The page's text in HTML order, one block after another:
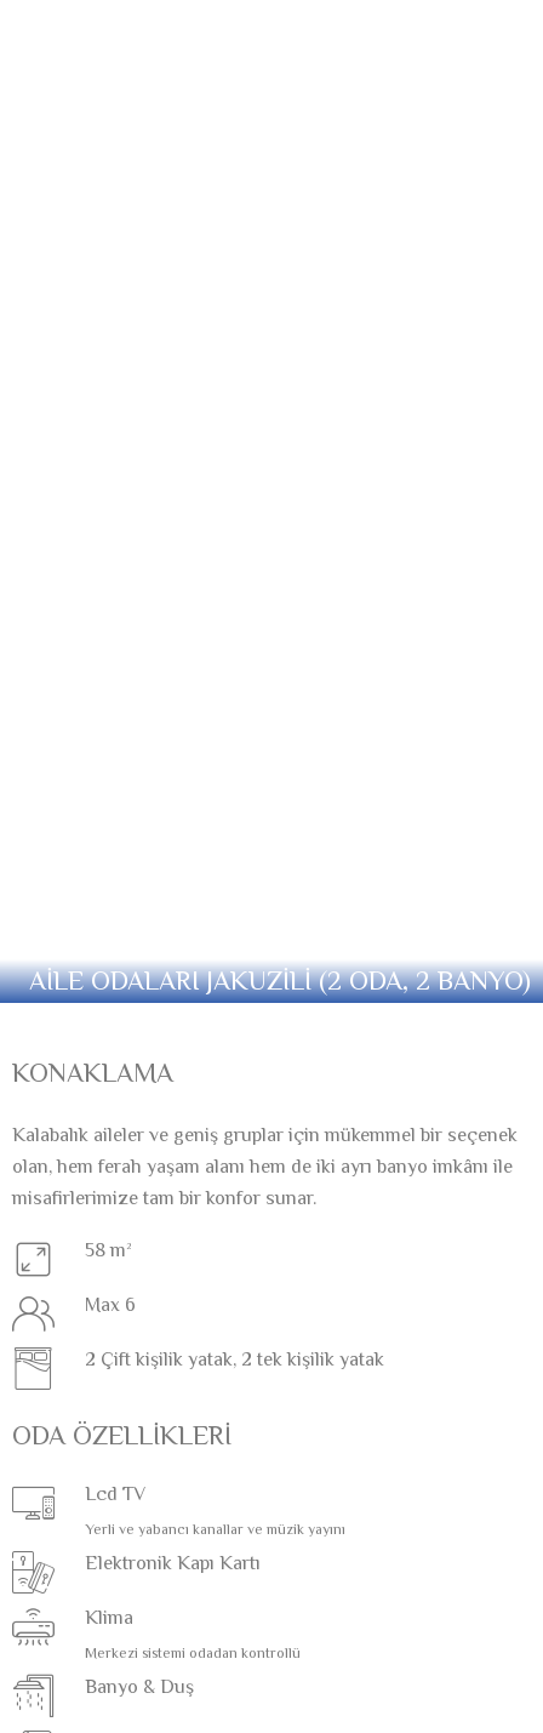
AİLE ODALARI JAKUZİLİ (2 ODA, 2 BANYO)
KONAKLAMA
Kalabalık aileler ve geniş gruplar için mükemmel bir seçenek
olan, hem ferah yaşam alanı hem de iki ayrı banyo imkânı ile
misafirlerimize tam bir konfor sunar.
58 m²
Max 6
2 Çift kişilik yatak, 2 tek kişilik yatak
ODA ÖZELLİKLERİ
Lcd TV
Yerli ve yabancı kanallar ve müzik yayını
Elektronik Kapı Kartı
Klima
Merkezi sistemi odadan kontrollü
Banyo & Duş